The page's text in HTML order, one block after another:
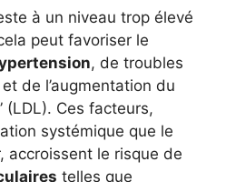
à un niveau trop élevé
peut favoriser le
, de troubles
de l’augmentation du
(LDL). Ces facteurs,
systémique que le
accroissent le risque de
telles que